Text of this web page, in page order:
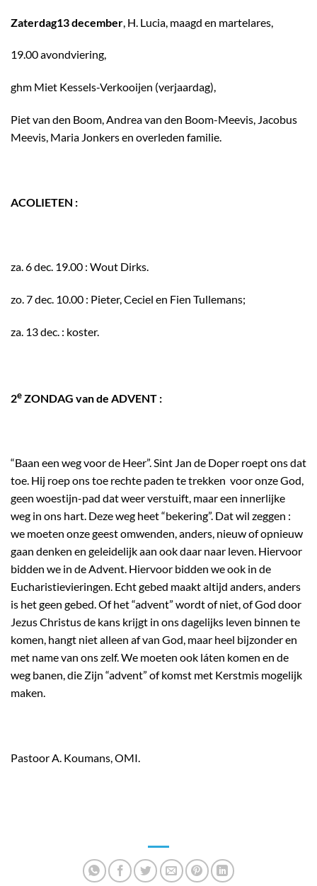
Zaterdag13 december , H. Lucia, maagd en martelares,
19.00 avondviering,
ghm Miet Kessels-Verkooijen (verjaardag),
Piet van den Boom, Andrea van den Boom-Meevis, Jacobus
Meevis, Maria Jonkers en overleden familie.
ACOLIETEN :
za. 6 dec. 19.00 : Wout Dirks.
zo. 7 dec. 10.00 : Pieter, Ceciel en Fien Tullemans;
za. 13 dec. : koster.
2eZONDAG van de ADVENT :
“Baan een weg voor de Heer”. Sint Jan de Doper roept ons dat
toe. Hij roep ons toe rechte paden te trekken voor onze God,
geen woestijn-pad dat weer verstuift, maar een innerlijke
weg in ons hart. Deze weg heet “bekering”. Dat wil zeggen :
we moeten onze geest omwenden, anders, nieuw of opnieuw
gaan denken en geleidelijk aan ook daar naar leven. Hiervoor
bidden we in de Advent. Hiervoor bidden we ook in de
Eucharistievieringen. Echt gebed maakt altijd anders, anders
is het geen gebed. Of het “advent” wordt of niet, of God door
Jezus Christus de kans krijgt in ons dagelijks leven binnen te
komen, hangt niet alleen af van God, maar heel bijzonder en
met name van ons zelf. We moeten ook láten komen en de
weg banen, die Zijn “advent” of komst met Kerstmis mogelijk
maken.
Pastoor A. Koumans, OMI.